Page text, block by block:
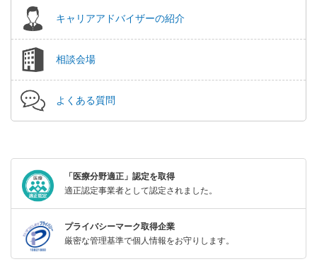
キャリアアドバイザーの紹介
相談会場
よくある質問
「医療分野適正」認定を取得
適正認定事業者として認定されました。
プライバシーマーク取得企業
厳密な管理基準で個人情報をお守りします。